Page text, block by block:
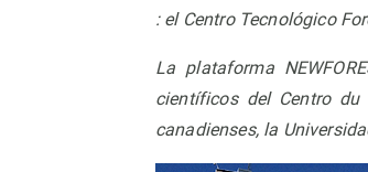
: el Centro Tecnológico
La plataforma
científicos del Centro
canadienses, la